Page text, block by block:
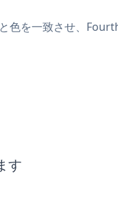
を一致させ、
す